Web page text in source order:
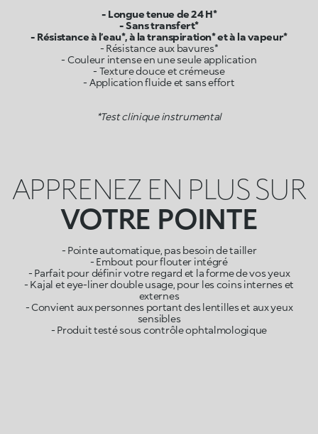
- Longue tenue de 24 H*
- Sans transfert*
- Résistance à l’eau*, à la transpiration* et à la vapeur*
- Résistance aux bavures*
- Couleur intense en une seule application
- Texture douce et crémeuse
- Application fluide et sans effort
*Test clinique instrumental
APPRENEZ EN PLUS SUR
VOTRE POINTE
- Pointe automatique, pas besoin de tailler
- Embout pour flouter intégré
- Parfait pour définir votre regard et la forme de vos yeux
- Kajal et eye-liner double usage, pour les coins internes et
externes
- Convient aux personnes portant des lentilles et aux yeux
sensibles
- Produit testé sous contrôle ophtalmologique